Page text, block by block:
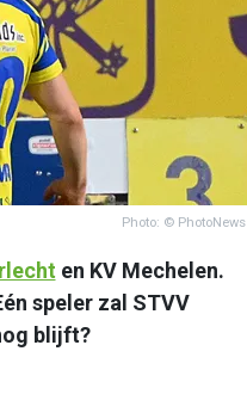
Photo: © PhotoNews
en KV Mechelen.
speler zal STVV
blijft?